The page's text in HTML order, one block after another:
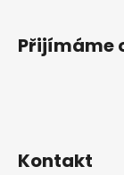
Přijímáme
Kontakt